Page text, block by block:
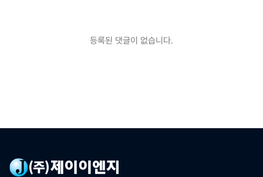
등록된 댓글이 없습니다.